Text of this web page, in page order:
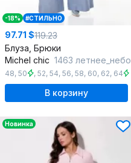
-18% #СТИЛЬНО
97.71 $119.23
Блуза, Брюки
Michel chic 1463 летнее_небо
48, 50 , 52, 54, 56, 58, 60, 62, 64
В корзину
Новинка